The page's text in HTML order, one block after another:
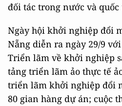
đối tác trong nước và quốc
Ngày hội khởi nghiệp đổi
Nẵng diễn ra ngày 29/9
Triển lãm về khởi nghiệp
tảng triển lãm ảo thực tế
triển lãm khởi nghiệp đổi
80 gian hàng dự án; cuộc